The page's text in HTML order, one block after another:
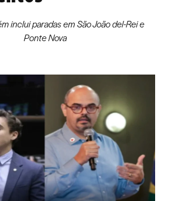
inclui paradas em São João del-Rei e
Ponte Nova